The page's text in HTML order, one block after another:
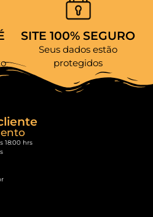
SITE 100% SEGURO
Seus dados estão
protegidos
18:00 hrs